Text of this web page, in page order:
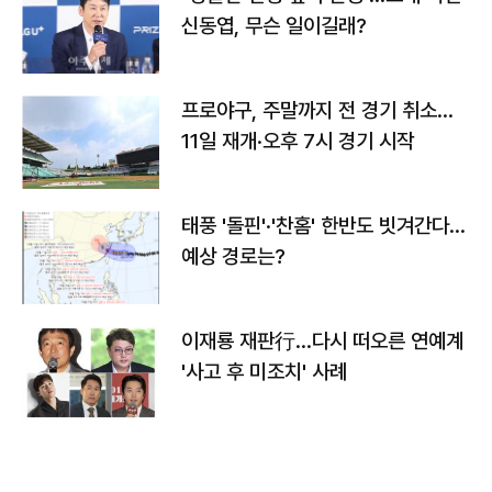
신동엽, 무슨 일이길래?
프로야구, 주말까지 전 경기 취소…
11일 재개·오후 7시 경기 시작
태풍 '돌핀'·'찬홈' 한반도 빗겨간다…
예상 경로는?
이재룡 재판行…다시 떠오른 연예계
'사고 후 미조치' 사례